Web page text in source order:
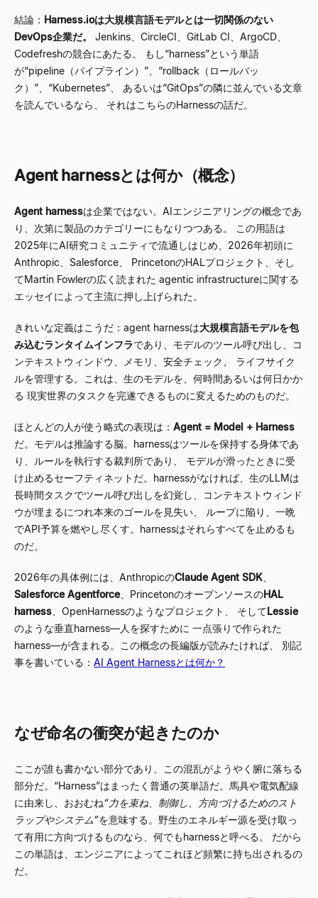
結論： Harness.ioは大規模言語モデルとは一切関係のない
DevOps企業だ。
Jenkins、CircleCI、GitLab CI、ArgoCD、
Codefreshの競合にあたる。 もし“harness”という単語
が“pipeline（パイプライン） ” “rollback（ロールバッ
ク） ” “Kubernetes” 、 あるいは“GitOps”の隣に並んでいる文章
を読んでいるなら、 それはこちらのHarnessの話だ。
Agent harnessとは何か（概念）
Agent harnessは企業ではない。AIエンジニアリングの概念であ
り、次第に製品のカテゴリーにもなりつつある。 この用語は
2025年にAI研究コミュニティで流通しはじめ、2026年初頭に
Anthropic、Salesforce、 PrincetonのHALプロジェクト、そし
てMartin Fowlerの広く読まれた agentic infrastructureに関する
エッセイによって主流に押し上げられた。
きれいな定義はこうだ：agent harnessは大規模言語モデルを包
み込むランタイムインフラであり、モデルのツール呼び出し、コ
ンテキストウィンドウ、メモリ、安全チェック、 ライフサイク
ルを管理する。これは、生のモデルを、何時間あるいは何日かか
る 現実世界のタスクを完遂できるものに変えるためのものだ。
ほとんどの人が使う略式の表現は： Agent = Model + Harness
だ。モデルは推論する脳。harnessはツールを保持する身体であ
り、ルールを執行する裁判所であり、 モデルが滑ったときに受
け止めるセーフティネットだ。harnessがなければ、生のLLMは
長時間タスクでツール呼び出しを幻覚し、コンテキストウィンド
ウが埋まるにつれ本来のゴールを見失い、 ループに陥り、一晩
でAPI予算を燃やし尽くす。harnessはそれらすべてを止めるも
のだ。
2026年の具体例には、AnthropicのClaude Agent SDK
Salesforce Agentforce、PrincetonのオープンソースのHAL
harness 、OpenHarnessのようなプロジェクト、 そしてLessie
のような垂直harness—人を探すために 一点張りで作られた
harness—が含まれる。この概念の長編版が読みたければ、 別記
事を書いている： AI Agent Harnessとは何か？
なぜ命名の衝突が起きたのか
ここが誰も書かない部分であり、この混乱がようやく腑に落ちる
部分だ。 “Harness”はまったく普通の英単語だ。馬具や電気配線
に由来し、おおむね“力を束ね、制御し、方向づけるためのスト
ラップやシステム”を意味する。野生のエネルギー源を受け取っ
て有用に方向づけるものなら、何でもharnessと呼べる。 だから
この単語は、エンジニアによってこれほど頻繁に持ち出されるの
だ。